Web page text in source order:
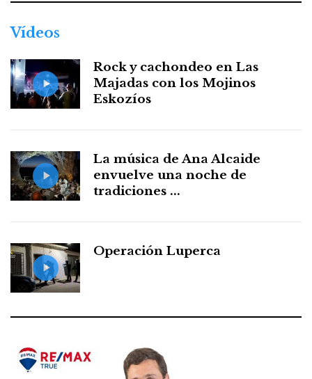
Vídeos
Rock y cachondeo en Las
Majadas con los Mojinos
Eskozíos
La música de Ana Alcaide
envuelve una noche de
tradiciones ...
Operación Luperca